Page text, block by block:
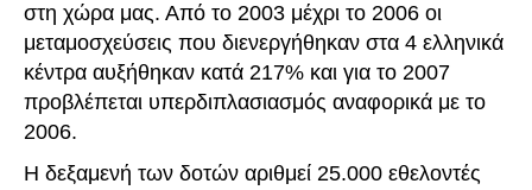
στη χώρα μας. Από το 2003 μέχρι το 2006 οι
μεταμοσχεύσεις που διενεργήθηκαν στα 4 ελληνικά
κέντρα αυξήθηκαν κατά 217% και για το 2007
προβλέπεται υπερδιπλασιασμός αναφορικά με το
2006.
Η δεξαμενή των δοτών αριθμεί 25.000 εθελοντές